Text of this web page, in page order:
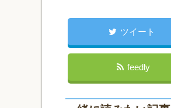
ツイート
feedly